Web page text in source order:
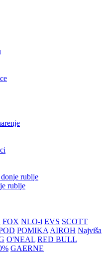
rublje
rublje
FOX NLO-i EVS SCOTT
POMIKA AIROH Najviša
O'NEAL RED BULL
GAERNE